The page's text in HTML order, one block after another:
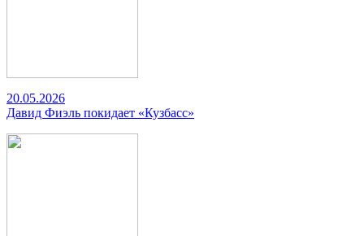
20.05.2026
Давид Фиэль покидает «Кузбасс»